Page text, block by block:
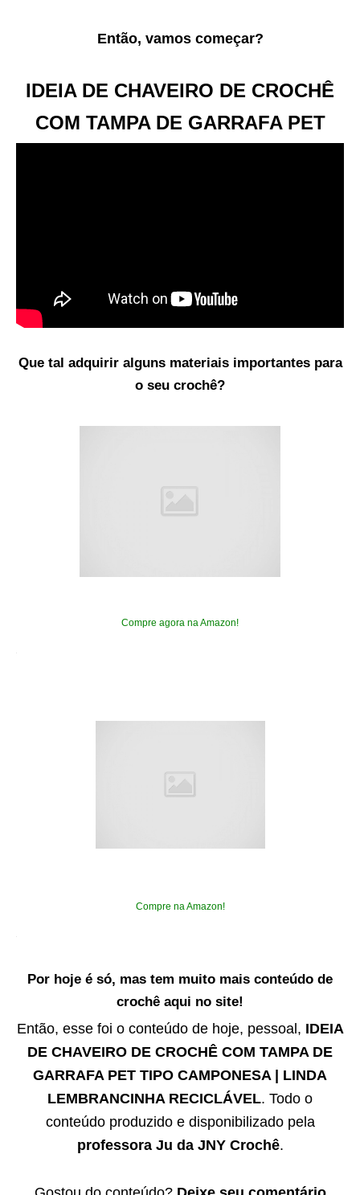
Então, vamos começar?
IDEIA DE CHAVEIRO DE CROCHÊ
COM TAMPA DE GARRAFA PET
Que tal adquirir alguns materiais importantes para
o seu crochê?
Compre agora na Amazon!
Compre na Amazon!
Por hoje é só, mas tem muito mais conteúdo de
crochê aqui no site!
Então, esse foi o conteúdo de hoje, pessoal, IDEIA
DE CHAVEIRO DE CROCHÊ COM TAMPA DE
GARRAFA PET TIPO CAMPONESA | LINDA
LEMBRANCINHA RECICLÁVEL. Todo o
conteúdo produzido e disponibilizado pela
professora Ju da JNY Crochê.